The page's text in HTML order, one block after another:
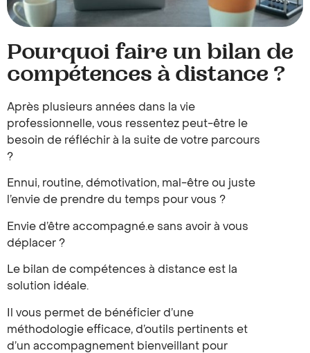
Pourquoi faire un bilan de
compétences à distance ?
Après plusieurs années dans la vie
professionnelle, vous ressentez peut-être le
besoin de réfléchir à la suite de votre parcours
?
Ennui, routine, démotivation, mal-être ou juste
l’envie de prendre du temps pour vous ?
Envie d’être accompagné.e sans avoir à vous
déplacer ?
Le bilan de compétences à distance est la
solution idéale.
Il vous permet de bénéficier d’une
méthodologie efficace, d’outils pertinents et
d’un accompagnement bienveillant pour